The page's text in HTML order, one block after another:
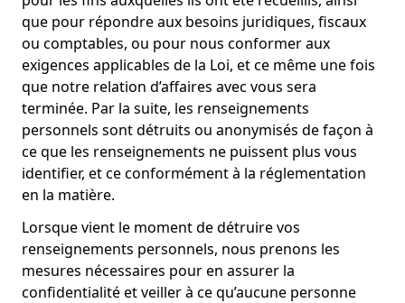
que pour répondre aux besoins juridiques, fiscaux
ou comptables, ou pour nous conformer aux
exigences applicables de la Loi, et ce même une fois
que notre relation d’affaires avec vous sera
terminée. Par la suite, les renseignements
personnels sont détruits ou anonymisés de façon à
ce que les renseignements ne puissent plus vous
identifier, et ce conformément à la réglementation
en la matière.
Lorsque vient le moment de détruire vos
renseignements personnels, nous prenons les
mesures nécessaires pour en assurer la
confidentialité et veiller à ce qu’aucune personne